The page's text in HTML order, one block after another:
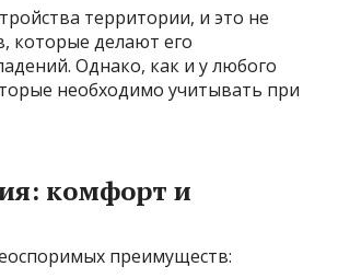
территории, и это не
которые делают его
Однако, как и у любого
необходимо учитывать при
комфорт и
преимуществ: